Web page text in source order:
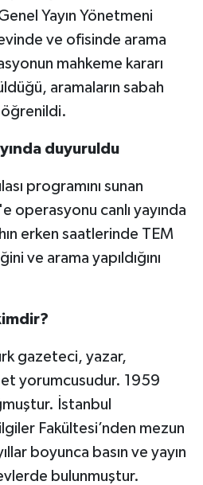
Yayın Yönetmeni
ve ofisinde arama
mahkeme kararı
aramaların sabah
öğrenildi.
duyuruldu
programını sunan
operasyonu canlı yayında
erken saatlerinde TEM
ve arama yapıldığını
gazeteci, yazar,
yorumcusudur. 1959
İstanbul
Fakültesi’nden mezun
boyunca basın ve yayın
bulunmuştur.